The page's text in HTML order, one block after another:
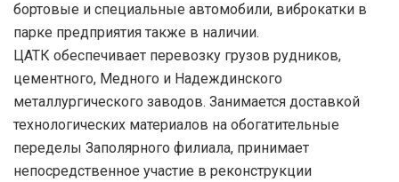
бортовые и специальные автомобили, виброкатки в
парке предприятия также в наличии.
ЦАТК обеспечивает перевозку грузов рудников,
цементного, Медного и Надеждинского
металлургического заводов. Занимается доставкой
технологических материалов на обогатительные
переделы Заполярного филиала, принимает
непосредственное участие в реконструкции